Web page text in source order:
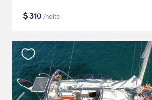
$310 /noite